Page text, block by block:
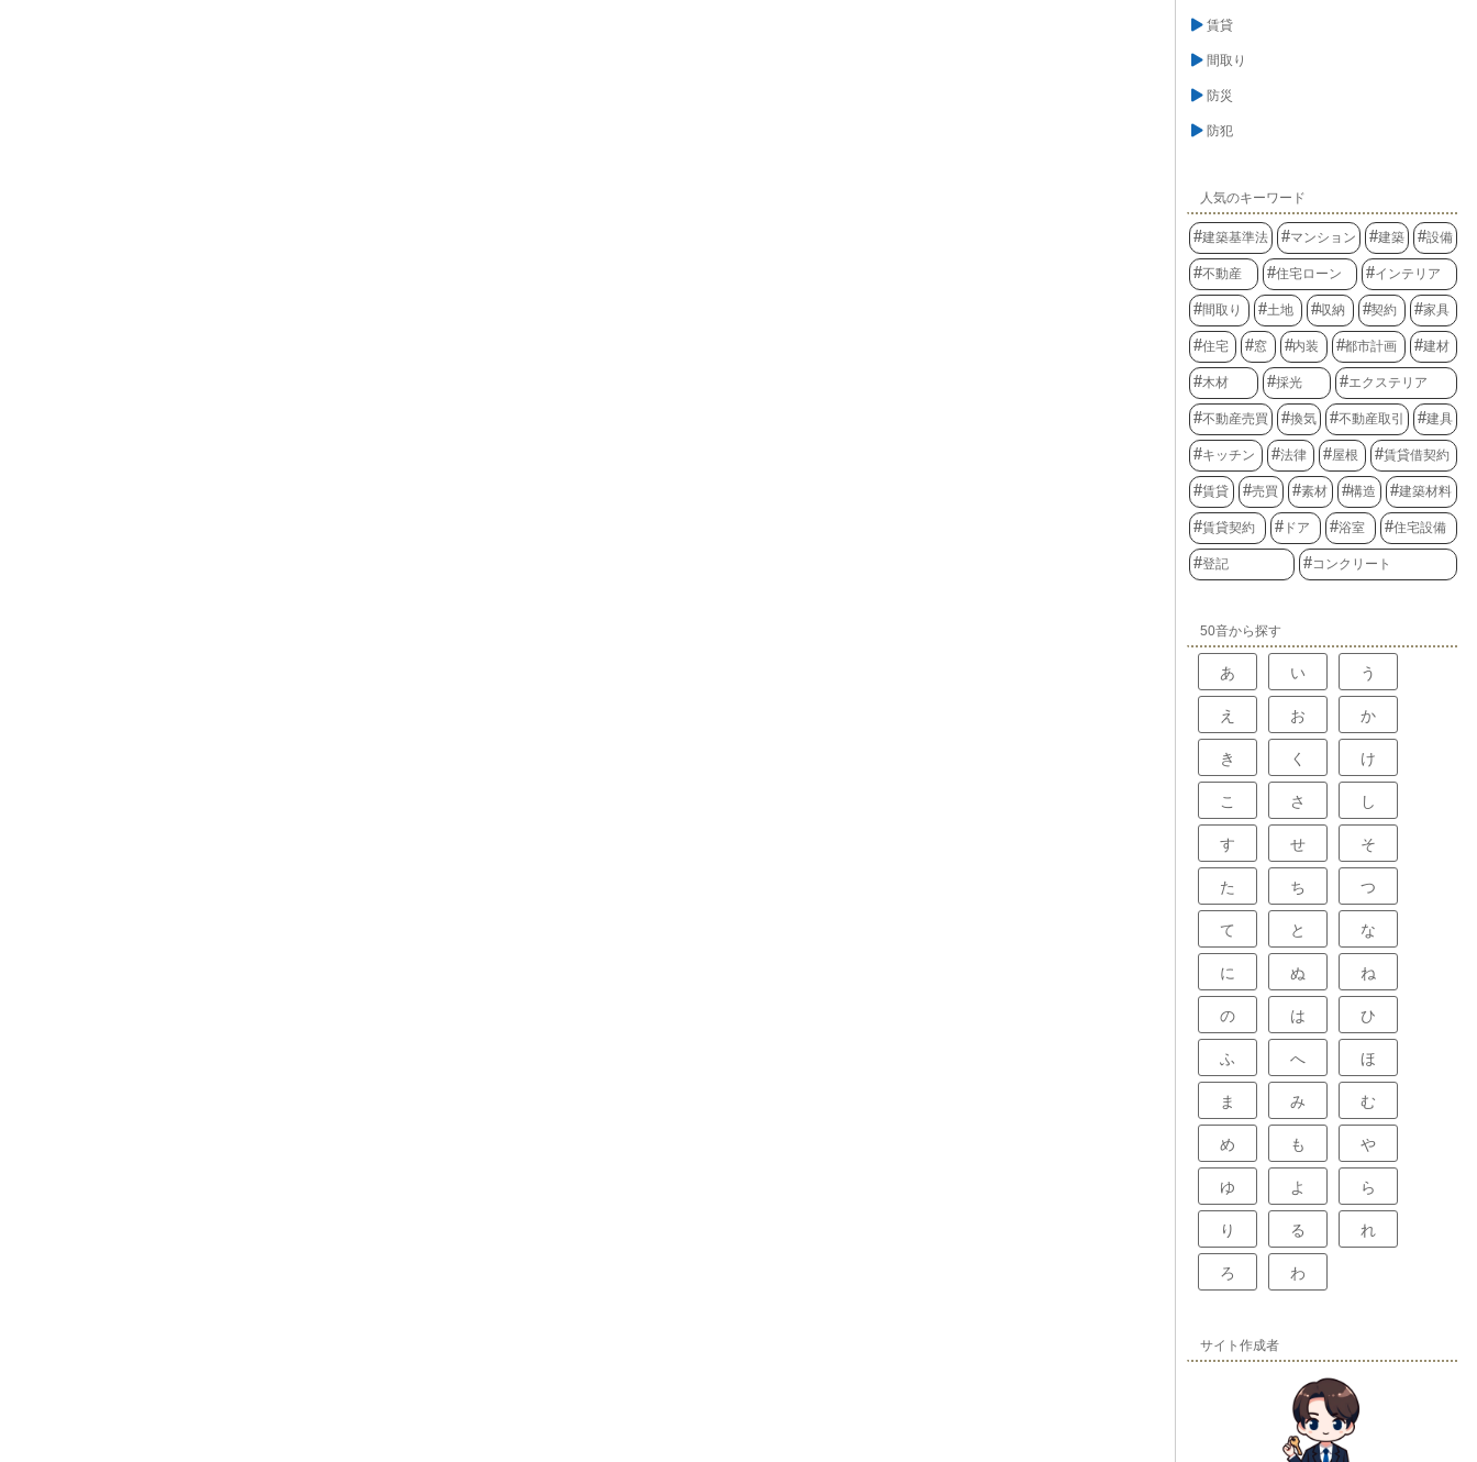
賃貸
間取り
防災
防犯
人気のキーワード
建築基準法 マンション 建築 設備
不動産 住宅ローン インテリア
間取り 土地 収納 契約 家具
住宅 窓 内装 都市計画 建材
木材 採光 エクステリア
不動産売買 換気 不動産取引 建具
キッチン 法律 屋根 賃貸借契約
賃貸 売買 素材 構造 建築材料
賃貸契約 ドア 浴室 住宅設備
登記 コンクリート
50音から探す
あ い う
え お か
き く け
こ さ し
す せ そ
た ち つ
て と な
に ぬ ね
の は ひ
ふ へ ほ
ま み む
め も や
ゆ よ ら
り る れ
ろ わ
サイト作成者